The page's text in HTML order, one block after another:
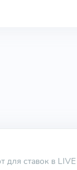
для ставок в LIVE